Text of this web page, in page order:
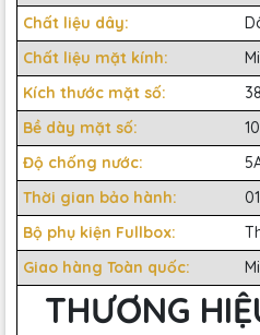
Chất liệu dây:
Chất liệu mặt kính:
Kích thước mặt số:
Bề dày mặt số:
Độ chống nước:
Thời gian bảo hành:
Bộ phụ kiện Fullbox:
Giao hàng Toàn quốc:
THƯƠNG